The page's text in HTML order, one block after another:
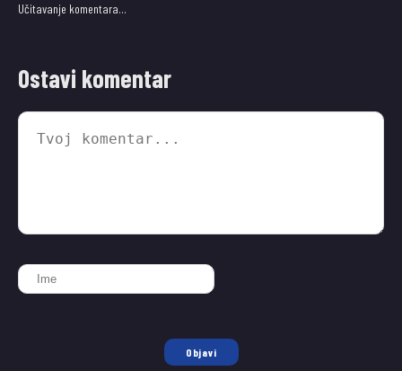
Učitavanje komentara…
Ostavi komentar
Objavi